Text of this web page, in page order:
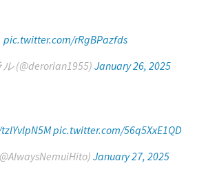
pic.twitter.com/rRgBPazfds
(@derorian1955) January 26, 2025
pic.twitter.com/56q5XxE1QD
January 27, 2025